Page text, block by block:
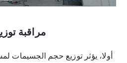
2. مراقبة
أولا، يؤثر توزيع حجم الجسيمات